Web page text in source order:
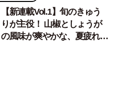
【新連載Vol.1】旬のきゅう
りが主役！ 山椒としょうが
の風味が爽やかな、夏疲れを